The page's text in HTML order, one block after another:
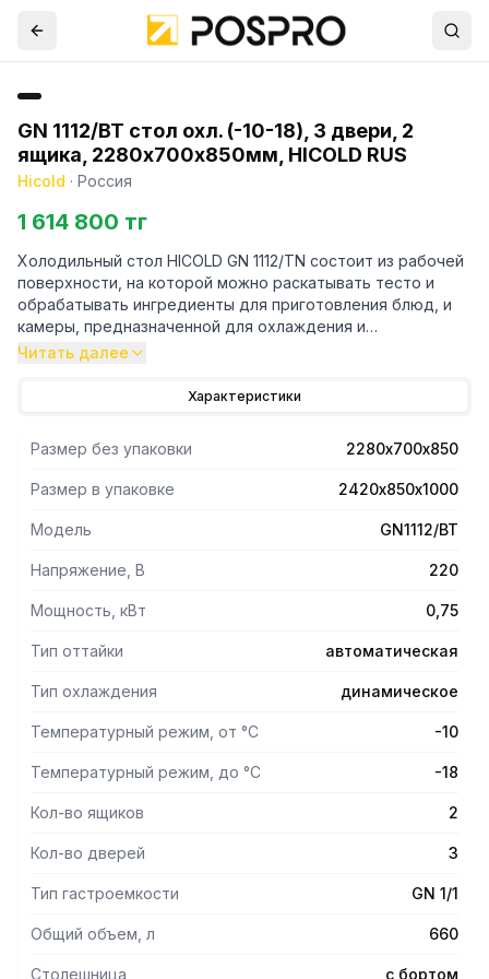
GN 1112/BT стол охл. (-10-18), 3 двери, 2
ящика, 2280х700х850мм, HICOLD RUS
Hicold · Россия
1 614 800 тг
Холодильный стол HICOLD GN 1112/TN состоит из рабочей
поверхности, на которой можно раскатывать тесто и
обрабатывать ингредиенты для приготовления блюд, и
камеры, предназначенной для охлаждения и
кратковременного хранения скоропортящихся продуктов
на предприятиях общественного питания.Цельнозаливной
конструкции
Читать далее
Характеристики
Размер без упаковки 2280х700х850
Размер в упаковке 2420х850х1000
Модель GN1112/ВТ
Напряжение, В 220
Мощность, кВт 0,75
Тип оттайки автоматическая
Тип охлаждения динамическое
Температурный режим, от °С -10
Температурный режим, до °С -18
Кол-во ящиков 2
Кол-во дверей 3
Тип гастроемкости GN 1/1
Общий объем, л 660
Столешница с бортом